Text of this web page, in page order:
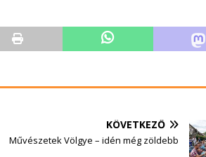
KÖVETKEZŐ
Művészetek Völgye – idén még zöldebb